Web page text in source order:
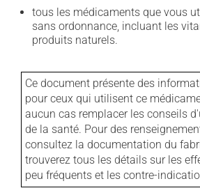
tous les médicaments que vous
sans ordonnance, incluant les
produits naturels.
Ce document présente des
pour ceux qui utilisent ce
aucun cas remplacer les conseils
de la santé. Pour des
consultez la documentation du
trouverez tous les détails sur les
peu fréquents et les contre-